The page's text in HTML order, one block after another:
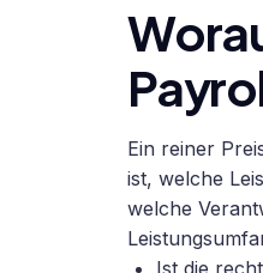
Ein reiner
ist, welche
welche
Ist die